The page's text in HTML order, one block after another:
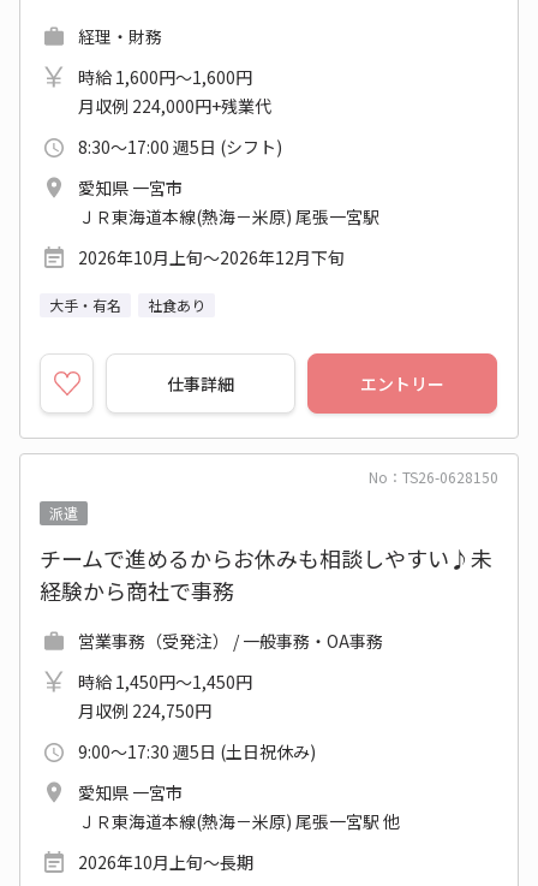
経理・財務
時給 1,600円～1,600円
月収例 224,000円+残業代
8:30～17:00 週5日 (シフト)
愛知県 一宮市
ＪＲ東海道本線(熱海－米原) 尾張一宮駅
2026年10月上旬～2026年12月下旬
大手・有名 社食あり
仕事詳細 エントリー
No：TS26-0628150
派遣
チームで進めるからお休みも相談しやすい♪未
経験から商社で事務
営業事務（受発注） / 一般事務・OA事務
時給 1,450円～1,450円
月収例 224,750円
9:00～17:30 週5日 (土日祝休み)
愛知県 一宮市
ＪＲ東海道本線(熱海－米原) 尾張一宮駅 他
2026年10月上旬～長期